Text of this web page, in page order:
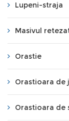
Lupeni-straja
Masivul
Orastie
Orastioara de
Orastioara de